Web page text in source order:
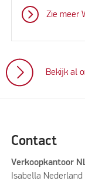
Zie meer
Bekijk al
Contact
Verkoopkantoor
Isabella Nederland